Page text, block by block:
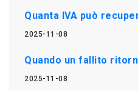
Quanta IVA può
2025-11-08
Quando un fallito
2025-11-08